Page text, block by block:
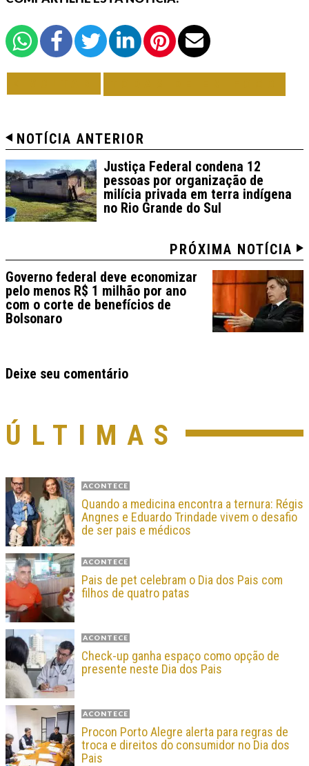
NOTÍCIA ANTERIOR
Justiça Federal condena 12
pessoas por organização de
milícia privada em terra indígena
no Rio Grande do Sul
PRÓXIMA NOTÍCIA
Governo federal deve economizar
pelo menos R$ 1 milhão por ano
com o corte de benefícios de
Bolsonaro
Deixe seu comentário
ÚLTIMAS
ACONTECE
Quando a medicina encontra a ternura: Régis
Angnes e Eduardo Trindade vivem o desafio
de ser pais e médicos
ACONTECE
Pais de pet celebram o Dia dos Pais com
filhos de quatro patas
ACONTECE
Check-up ganha espaço como opção de
presente neste Dia dos Pais
ACONTECE
Procon Porto Alegre alerta para regras de
troca e direitos do consumidor no Dia dos
Pais